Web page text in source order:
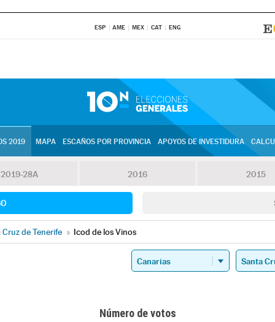
ESP AME MEX CAT ENG
2019 MAPA ESCAÑOS POR PROVINCIA APOYOS DE INVESTIDURA
2019-28A 2016 2015
Cruz de Tenerife » Icod de los Vinos
Número de votos